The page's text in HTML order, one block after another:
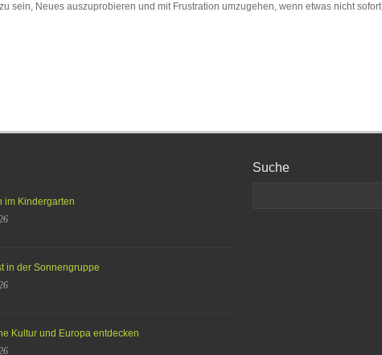
sein, Neues auszuprobieren und mit Frustration umzugehen, wenn etwas nicht sofort
im Kindergarten
in der Sonnengruppe
Kultur und Europa entdecken
Suche